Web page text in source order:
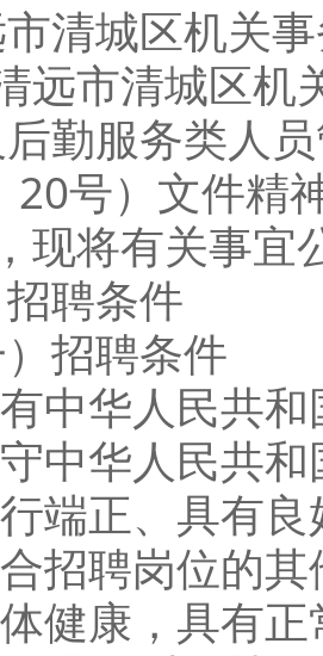
城区机关事
远市清城区机
勤服务类人
20号）文件
现将有关事宜
聘条件
招聘条件
华人民共和
华人民共和
正、具有良
聘岗位的其
康，具有正